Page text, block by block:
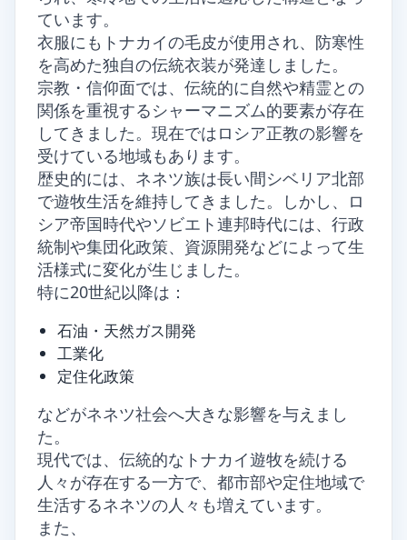
ています。
衣服にもトナカイの毛皮が使用され、防寒性
を高めた独自の伝統衣装が発達しました。
宗教・信仰面では、伝統的に自然や精霊との
関係を重視するシャーマニズム的要素が存在
してきました。現在ではロシア正教の影響を
受けている地域もあります。
歴史的には、ネネツ族は長い間シベリア北部
で遊牧生活を維持してきました。しかし、ロ
シア帝国時代やソビエト連邦時代には、行政
統制や集団化政策、資源開発などによって生
活様式に変化が生じました。
特に20世紀以降は：
石油・天然ガス開発
工業化
定住化政策
などがネネツ社会へ大きな影響を与えまし
た。
現代では、伝統的なトナカイ遊牧を続ける
人々が存在する一方で、都市部や定住地域で
生活するネネツの人々も増えています。
また、